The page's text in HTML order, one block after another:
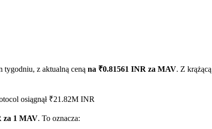
z aktualną ceną na ₹0.81561 INR za MAV. Z
osiągnął ₹21.82M INR
za 1 MAV. To oznacza: